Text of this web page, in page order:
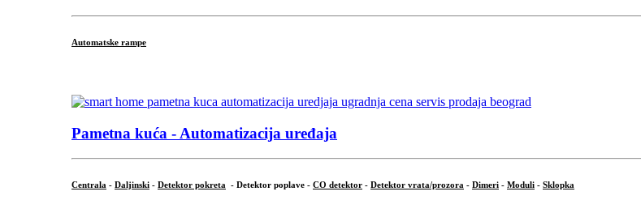
Automatske rampe
Pametna kuća - Automatizacija uređaja
Centrala - Daljinski - Detektor pokreta - Detektor poplave - CO detektor - Detektor vrata/prozora - Dimeri - Moduli - Sklopka